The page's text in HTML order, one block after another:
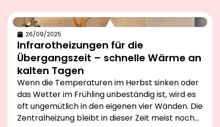
26/09/2025
Infrarotheizungen für die
Übergangszeit – schnelle Wärme an
kalten Tagen
Wenn die Temperaturen im Herbst sinken oder
das Wetter im Frühling unbeständig ist, wird es
oft ungemütlich in den eigenen vier Wänden. Die
Zentralheizung bleibt in dieser Zeit meist noch…